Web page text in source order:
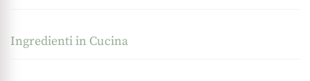
Ingredienti in Cucina